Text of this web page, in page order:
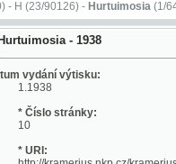
- 1938
vydání výtisku:
1.1938
* Číslo stránky:
* URI: